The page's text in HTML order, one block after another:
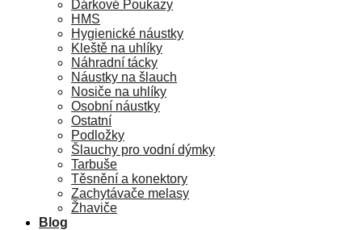
Dárkové Poukazy
HMS
Hygienické náustky
Kleště na uhlíky
Náhradní tácky
Náustky na šlauch
Nosiče na uhlíky
Osobní náustky
Ostatní
Podložky
Šlauchy pro vodní dýmky
Tarbuše
Těsnění a konektory
Zachytávače melasy
Žhaviče
Blog